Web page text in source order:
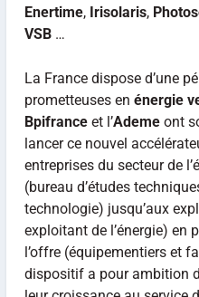
Enertime, Irisolaris,
VSB…
La France dispose d’une
prometteuses en énergie
Bpifranceet l’Ademeont
lancer ce nouvel
entreprises du secteur de
(bureau d’études
technologie) jusqu’aux
exploitant de l’énergie) en
l’offre (équipementiers et
dispositif a pour ambition